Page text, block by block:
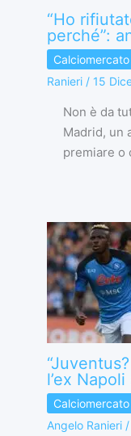
“Ho
perché”:
Calciomercato
Ranieri / 15
Non è da
Madrid, un
premiare
l’ex
Calciomercato
Angelo Ranieri /